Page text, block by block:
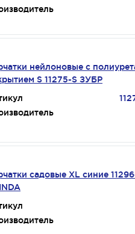
нейлоновые с
S 11275-S ЗУБР
садовые XL синие